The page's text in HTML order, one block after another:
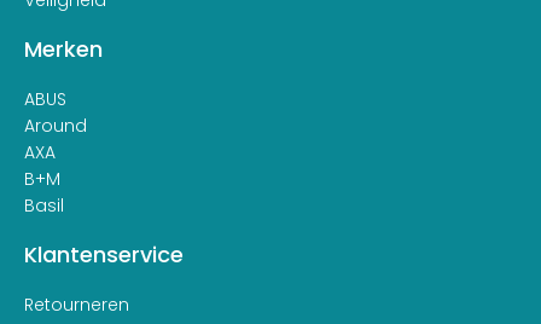
Merken
ABUS
Around
AXA
B+M
Basil
Klantenservice
Retourneren